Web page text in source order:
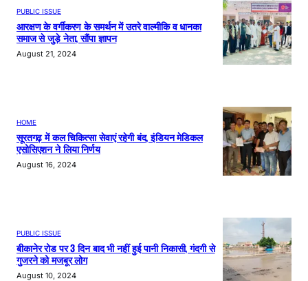
PUBLIC ISSUE
आरक्षण के वर्गीकरण के समर्थन में उतरे वाल्मीकि व धानका
समाज से जुड़े नेता, सौंपा ज्ञापन
August 21, 2024
HOME
सूरतगढ़ में कल चिकित्सा सेवाएं रहेगी बंद, इंडियन मेडिकल
एसोसिएशन ने लिया निर्णय
August 16, 2024
PUBLIC ISSUE
बीकानेर रोड पर 3 दिन बाद भी नहीं हुई पानी निकासी, गंदगी से
गुजरने को मजबूर लोग
August 10, 2024